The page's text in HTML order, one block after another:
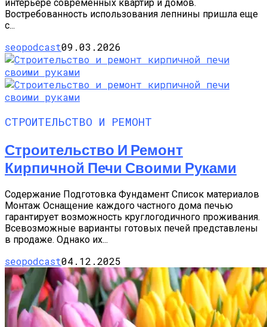
интерьере современных квартир и домов.
Востребованность использования лепнины пришла еще
с...
seopodcast09.03.2026
СТРОИТЕЛЬСТВО И РЕМОНТ
Строительство И Ремонт
Кирпичной Печи Своими Руками
Содержание Подготовка Фундамент Список материалов
Монтаж Оснащение каждого частного дома печью
гарантирует возможность круглогодичного проживания.
Всевозможные варианты готовых печей представлены
в продаже. Однако их...
seopodcast04.12.2025